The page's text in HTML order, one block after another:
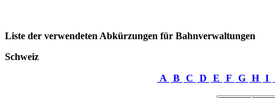
Liste der verwendeten Abkürzungen für Bahnverwaltungen
Schweiz
A B C D E F G H I